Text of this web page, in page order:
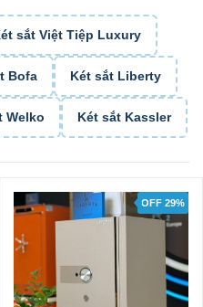
sắt Việt Tiệp Luxury
Bofa Két sắt Liberty
Welko Két sắt Kassler
OFF 29%